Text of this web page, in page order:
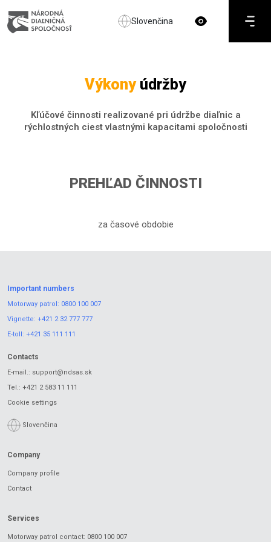
Slovenčina
Výkonyúdržby
Kľúčové činnosti realizované pri údržbe diaľnic a
rýchlostných ciest vlastnými kapacitami spoločnosti
PREHĽAD ČINNOSTI
za časové obdobie
Important numbers
Motorway patrol: 0800 100 007
Vignette: +421 2 32 777 777
E-toll: +421 35 111 111
Contacts
E-mail.: support@ndsas.sk
Tel.: +421 2 583 11 111
Cookie settings
Slovenčina
Company
Company profile
Contact
Services
Motorway patrol contact: 0800 100 007